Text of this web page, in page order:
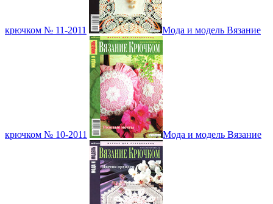
крючком № 11-2011 Мода и модель Вязание
крючком № 10-2011 Мода и модель Вязание